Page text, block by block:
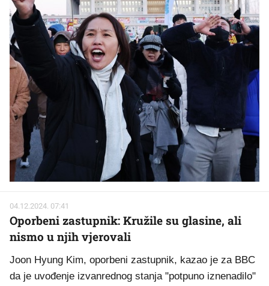
04.12.2024. 07:41
Oporbeni zastupnik: Kružile su glasine, ali
nismo u njih vjerovali
Joon Hyung Kim, oporbeni zastupnik, kazao je za BBC
da je uvođenje izvanrednog stanja "potpuno iznenadilo"